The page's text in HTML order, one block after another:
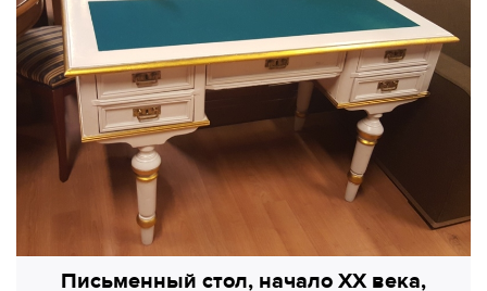
Письменный стол, начало ХХ века,